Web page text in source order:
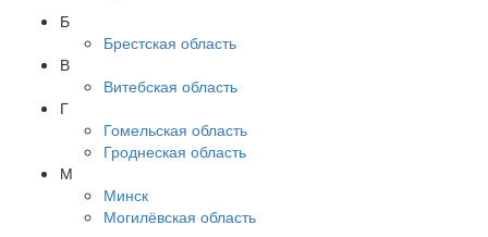
Б
Брестская область
В
Витебская область
Г
Гомельская область
Гроднеская область
М
Минск
Могилёвская область